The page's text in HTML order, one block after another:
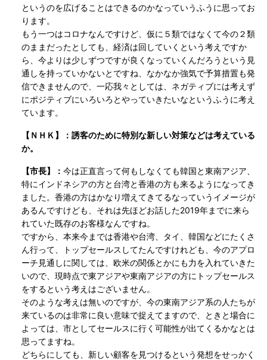
というのを広げることはできるのかなっていうふうに思ってお
ります。
もう一つはコロナなんですけど、仮に５類ではなくて今の２類
のままだったとしても、経済は回していくという考えですか
ら、今よりは少しずつですが良くなっていくんだろうという見
通しを持っていかないとですね、なかなか強気で予算措置も発
信できませんので、一応我々としては、ネガティブには考えず
にポジティブにいろいろとやっていきたいなというふうに考え
ています。
【ＮＨＫ】：誘客のために特別な新しい対策などは考えている
か。
【市長】： 今は正直言って何もしなくても韓国と東南アジア、
特にインドネシアの方と台湾と香港の方も来るようになってき
ました。香港の方はかなり増えてきてるなっていうイメージが
あるんですけども、それは先ほどお話した2019年までに来ら
れていた既存のお客様なんですね。
ですから、本来今までは香港や台湾、タイ、韓国などにたくさ
ん行って、トップセールスしてたんですけれども、今のアプロ
ーチ見通しに関しては、欧米の関係とかにも力を入れていきた
いので、現時点で東アジアや東南アジアの方にトップセールス
をするという考えはございません。
そのような考えは無いのですが、今の東南アジア系の人たちが
来ているのは非常に良い意味で捉えてますので、ときと場合に
よっては、市としてセールスに行く可能性が出てくるかなとは
思ってますね。
どちらにしても、新しい顧客を見つけるという発想をせっかく